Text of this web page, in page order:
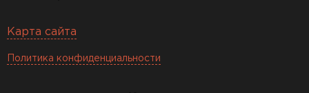
Карта сайта
Политика конфиденциальности